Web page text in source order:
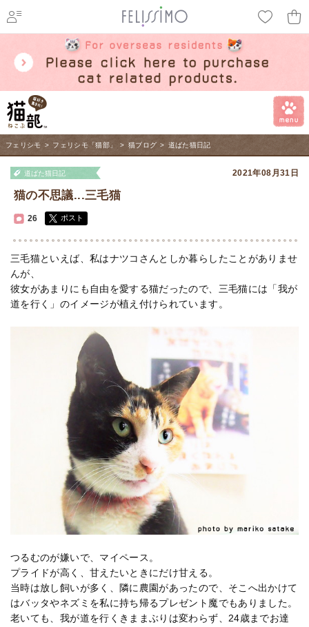
フェリシモ > フェリシモ「猫部」 > 猫ブログ > 道ばた猫日記
道ばた猫日記 2021年08月31日
猫の不思議...三毛猫
26 ポスト
三毛猫といえば、私はナツコさんとしか暮らしたことがありませ
んが、
彼女があまりにも自由を愛する猫だったので、三毛猫には「我が
道を行く」のイメージが植え付けられています。
つるむのが嫌いで、マイペース。
プライドが高く、甘えたいときにだけ甘える。
当時は放し飼いが多く、隣に農園があったので、そこへ出かけて
はバッタやネズミを私に持ち帰るプレゼント魔でもありました。
老いても、我が道を行くきままぶりは変わらず、24歳までお達